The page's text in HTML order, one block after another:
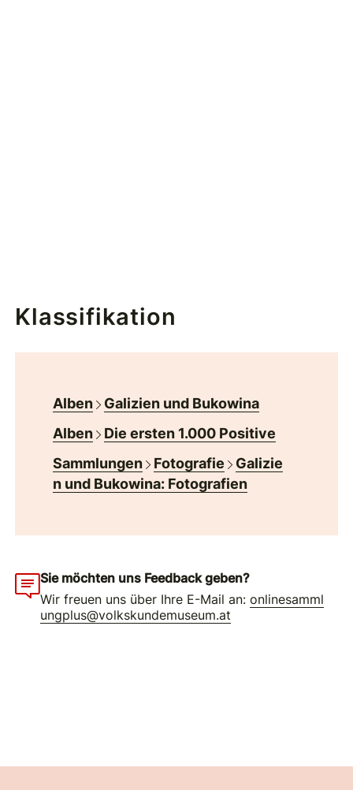
Klassifikation
Alben
Galizien und Bukowina
Alben
Die ersten 1.000 Positive
Sammlungen
Fotografie
Galizie
n und Bukowina: Fotografien
Sie möchten uns Feedback geben?
Wir freuen uns über Ihre E-Mail an:onlinesamml
ungplus@volkskundemuseum.at